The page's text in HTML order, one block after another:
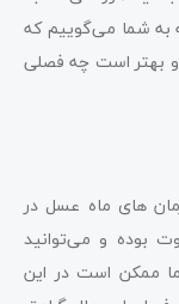
به شما می‌گوییم که
و بهتر است چه فصلی
های ماه عسل در
بوده و می‌توانید
ممکن است در این